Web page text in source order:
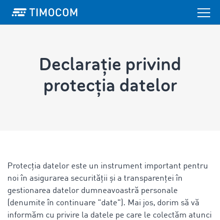
Declarație privind
protecția datelor
Protecția datelor este un instrument important pentru
noi în asigurarea securității și a transparenței în
gestionarea datelor dumneavoastră personale
(denumite în continuare "date"). Mai jos, dorim să vă
informăm cu privire la datele pe care le colectăm atunci